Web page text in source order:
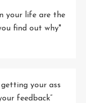
your life are the
find out why"
your ass
feedback”